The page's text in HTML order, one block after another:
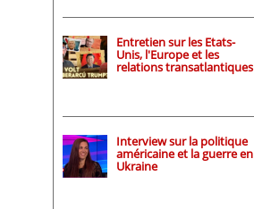
Entretien sur les Etats-
Unis, l'Europe et les
relations transatlantiques
Interview sur la politique
américaine et la guerre en
Ukraine